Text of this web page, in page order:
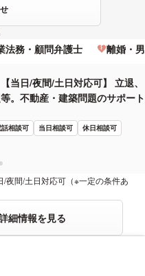
法務・顧問弁護士 離婚・
当日/夜間/土日対応可】 立退、
。不動産・建築問題のサポート
話相談可 当日相談可
休日相談可
/夜間/土日対応可（※一定の条件あ
細情報を見る